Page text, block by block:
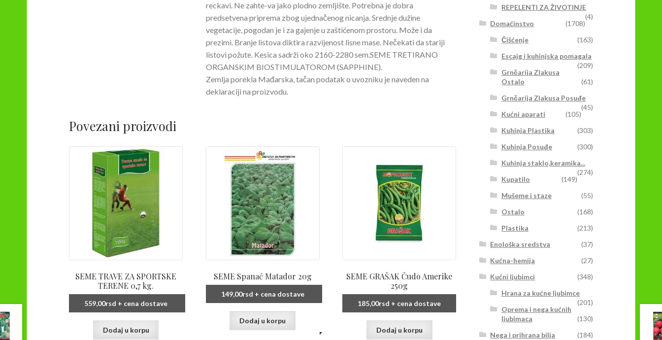
reckavi. Ne zahte-va jako plodno zemljište. Potrebna je dobra
predsetvena priprema zbog ujednačenog nicanja. Srednje dužine
vegetacije, pogodan je i za gajenje u zaštićenom prostoru. Može i da
prezimi. Branje listova diktira razvijenost lisne mase. Nečekati da stariji
listovi požute. Kesica sadrži oko 2160-2280 sem.SEME TRETIRANO
ORGANSKIM BIOSTIMULATOROM (SAPPHINE).
Zemlja porekla Mađarska, tačan podatak o uvozniku je naveden na
deklaraciji na proizvodu.
Povezani proizvodi
SEME TRAVE ZA SPORTSKE
TERENE 0,7 kg.
559,00rsd + cena dostave
Dodaj u korpu
SEME Spanać Matador 20g
149,00rsd + cena dostave
Dodaj u korpu
SEME GRAŠAK Čudo Amerike
250g
185,00rsd + cena dostave
Dodaj u korpu
REPELENTI ZA ŽIVOTINJE
(4)
Domaćinstvo
(1708)
Čišćenje
(163)
Escajg i kuhinjska pomagala
(209)
Grnčarija Zlakusa
Ostalo
(61)
Grnčarija Zlakusa Posuđe
(45)
Kućni aparati
(105)
Kuhinja Plastika
(303)
Kuhinja Posuđe
(300)
Kuhinja staklo,keramika...
(274)
Kupatilo
(149)
Mušeme i staze
(55)
Ostalo
(168)
Plastika
(213)
Enološka sredstva
(37)
Kućna-hemija
(27)
Kućni ljubimci
(348)
Hrana za kućne ljubimce
(201)
Oprema i nega kućnih
ljubimaca
(130)
Nega i prihrana bilja
(184)